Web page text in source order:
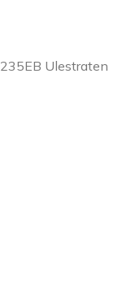
Ulestraten